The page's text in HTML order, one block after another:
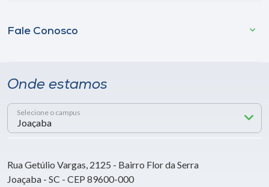
Fale Conosco
Onde estamos
Selecione o campus
Rua Getúlio Vargas, 2125 - Bairro Flor da Serra
Joaçaba - SC - CEP 89600-000